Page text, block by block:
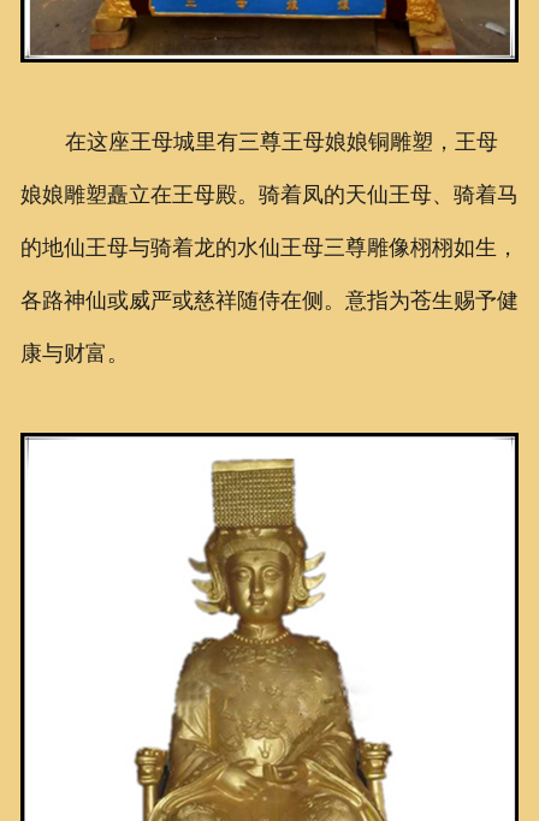
在这座王母城里有三尊王母娘娘铜雕塑，王母
娘娘雕塑矗立在王母殿。骑着凤的天仙王母、骑着马
的地仙王母与骑着龙的水仙王母三尊雕像栩栩如生，
各路神仙或威严或慈祥随侍在侧。意指为苍生赐予健
康与财富。